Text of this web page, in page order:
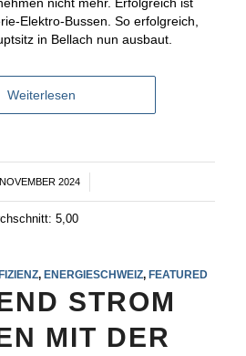
Elektro-Bussen. So erfolgreich,
in Bellach nun ausbaut.
Weiterlesen
2024
/
5,00
, ENERGIESCHWEIZ, FEATURED
STROM
MIT DER